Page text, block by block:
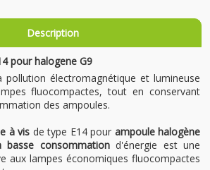
Description
pour halogene G9
électromagnétique et lumineuse
fluocompactes, tout en conservant
des ampoules.
à vis de type E14 pour ampoule halogène
consommationd'énergie est une
aux lampes économiques fluocompactes